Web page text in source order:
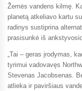
Žemės vandens kilmę.
planetą atkeliavo kartu
radinys sustiprina
prasisunkė iš
„Tai – geras įrodymas,
tyrimui vadovavęs
Stevenas Jacobsenas.
atlieka ir paviršiaus